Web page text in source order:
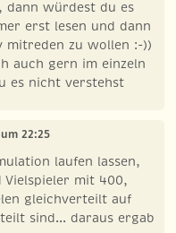
dann würdest du es
erst lesen und dann
mitreden zu wollen :-))
auch gern im einzeln
es nicht verstehst
22:25
laufen lassen,
Vielspieler mit 400,
gleichverteilt auf
sind... daraus ergab